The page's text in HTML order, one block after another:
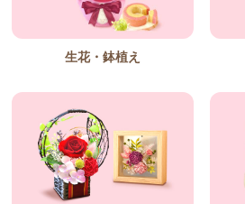
生花・鉢植え